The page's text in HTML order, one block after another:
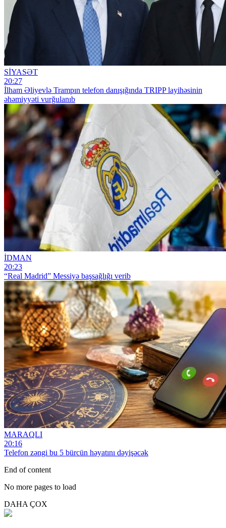
SİYASƏT
20:27
İlham Əliyevlə Trampın telefon danışığında TRIPP layihəsinin
əhəmiyyəti vurğulanıb
İDMAN
20:23
“Real Madrid” Messiyə başsağlığı verib
MARAQLI
20:16
Telefon zəngi bu 5 bürcün həyatını dəyişəcək
End of content
No more pages to load
DAHA ÇOX